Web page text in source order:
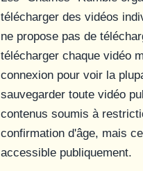
télécharger des vidéos
ne propose pas de
télécharger chaque vidéo
connexion pour voir la
sauvegarder toute vidéo
contenus soumis à
confirmation d'âge, mais
accessible publiquement.